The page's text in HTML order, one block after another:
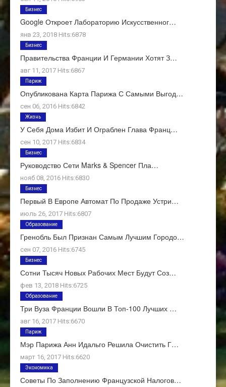
Google Откроет Лабораторию Искусственног…
янв 23, 2018 Hits:6878
Бизнес
Правительства Франции И Германии Хотят З…
авг 11, 2017 Hits:6867
Бизнес
Опубликована Карта Парижа С Самыми Выгод…
сен 06, 2016 Hits:6842
Париж
У Себя Дома Избит И Ограблен Глава Франц…
сен 10, 2017 Hits:6834
Жизнь
Руководство Сети Marks & Spencer Пла…
нояб 08, 2016 Hits:6830
Бизнес
Первый В Европе Автомат По Продаже Устри…
июль 26, 2017 Hits:6807
Бизнес
Гренобль Был Признан Самым Лучшим Городо…
сен 07, 2016 Hits:6745
Образование
Сотни Тысяч Новых Рабочих Мест Будут Соз…
фев 13, 2018 Hits:6725
Бизнес
Три Вуза Франции Вошли В Топ-100 Лучших …
авг 16, 2017 Hits:6670
Образование
Мэр Парижа Анн Идальго Решила Очистить Г…
март 16, 2017 Hits:6620
Париж
Советы По Заполнению Французской Налогов…
Экономика